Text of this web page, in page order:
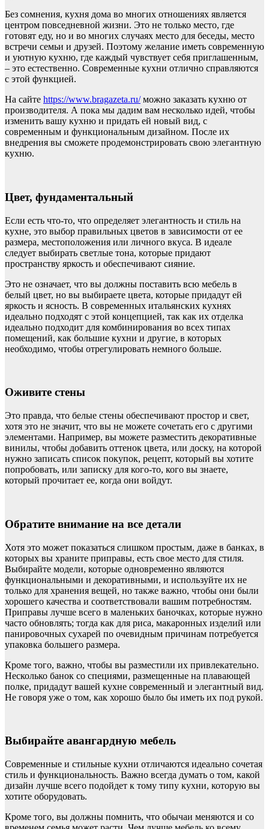
Без сомнения, кухня дома во многих отношениях является
центром повседневной жизни. Это не только место, где
готовят еду, но и во многих случаях место для беседы, место
встречи семьи и друзей. Поэтому желание иметь современную
и уютную кухню, где каждый чувствует себя приглашенным,
– это естественно. Современные кухни отлично справляются
с этой функцией.
На сайте https://www.bragazeta.ru/можно заказать кухню от
производителя. А пока мы дадим вам несколько идей, чтобы
изменить вашу кухню и придать ей новый вид, с
современным и функциональным дизайном. После их
внедрения вы сможете продемонстрировать свою элегантную
кухню.
Цвет, фундаментальный
Если есть что-то, что определяет элегантность и стиль на
кухне, это выбор правильных цветов в зависимости от ее
размера, местоположения или личного вкуса. В идеале
следует выбирать светлые тона, которые придают
пространству яркость и обеспечивают сияние.
Это не означает, что вы должны поставить всю мебель в
белый цвет, но вы выбираете цвета, которые придадут ей
яркость и ясность. В современных итальянских кухнях
идеально подходят с этой концепцией, так как их отделка
идеально подходит для комбинирования во всех типах
помещений, как большие кухни и другие, в которых
необходимо, чтобы отрегулировать немного больше.
Оживите стены
Это правда, что белые стены обеспечивают простор и свет,
хотя это не значит, что вы не можете сочетать его с другими
элементами. Например, вы можете разместить декоративные
винилы, чтобы добавить оттенок цвета, или доску, на которой
нужно записать список покупок, рецепт, который вы хотите
попробовать, или записку для кого-то, кого вы знаете,
который прочитает ее, когда они войдут.
Обратите внимание на все детали
Хотя это может показаться слишком простым, даже в банках, в
которых вы храните приправы, есть свое место для стиля.
Выбирайте модели, которые одновременно являются
функциональными и декоративными, и используйте их не
только для хранения вещей, но также важно, чтобы они были
хорошего качества и соответствовали вашим потребностям.
Приправы лучше всего в маленьких баночках, которые нужно
часто обновлять; тогда как для риса, макаронных изделий или
панировочных сухарей по очевидным причинам потребуется
упаковка большего размера.
Кроме того, важно, чтобы вы разместили их привлекательно.
Несколько банок со специями, размещенные на плавающей
полке, придадут вашей кухне современный и элегантный вид.
Не говоря уже о том, как хорошо было бы иметь их под рукой.
Выбирайте авангардную мебель
Современные и стильные кухни отличаются идеально сочетая
стиль и функциональность. Важно всегда думать о том, какой
дизайн лучше всего подойдет к тому типу кухни, которую вы
хотите оборудовать.
Кроме того, вы должны помнить, что обычаи меняются и со